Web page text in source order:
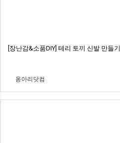
[장난감&소품DIY] 테리 토끼 신발 만들기
옹아리닷컴